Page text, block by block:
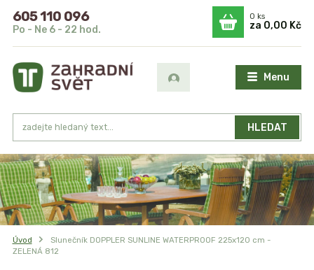
Menu
HLEDAT
605 110 096
Po - Ne 6 - 22 hod.
0ks
za 0,00 Kč
Úvod
Slunečník DOPPLER SUNLINE WATERPROOF 225x120 cm -
ZELENÁ 812